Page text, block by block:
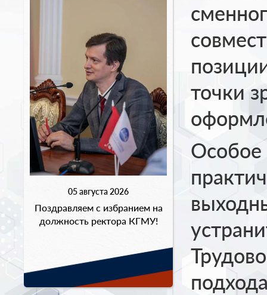
05 августа 2026
Поздравляем с избранием на
должность ректора КГМУ!
точки
Особое